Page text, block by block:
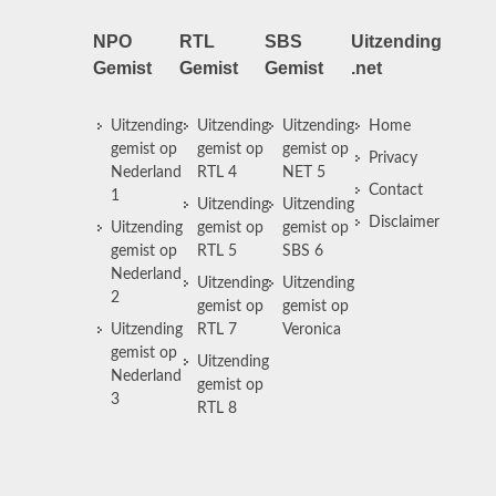
NPO
Gemist
Uitzending
gemist op
Nederland
1
Uitzending
gemist op
Nederland
2
Uitzending
gemist op
Nederland
3
RTL
Gemist
Uitzending
gemist op
RTL 4
Uitzending
gemist op
RTL 5
Uitzending
gemist op
RTL 7
Uitzending
gemist op
RTL 8
SBS
Gemist
Uitzending
gemist op
NET 5
Uitzending
gemist op
SBS 6
Uitzending
gemist op
Veronica
Uitzending
.net
Home
Privacy
Contact
Disclaimer